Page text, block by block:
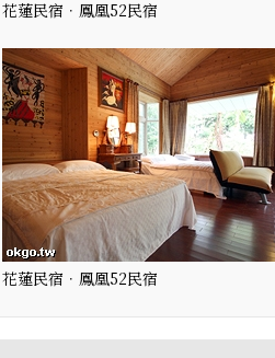
花蓮民宿．鳳凰52民宿
花蓮民宿．鳳凰52民宿